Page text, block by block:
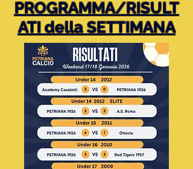
PROGRAMMA/RISULT
ATIdella SETTIMANA